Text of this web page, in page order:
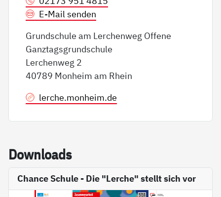
E-Mail senden
Grundschule am Lerchenweg Offene
Ganztagsgrundschule
Lerchenweg 2
40789 Monheim am Rhein
lerche.monheim.de
Down­loads
Chance Schule - Die "Lerche" stellt sich vor